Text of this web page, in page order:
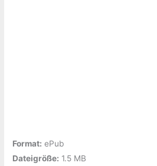
Format: ePub
Dateigröße: ‎1.5 MB